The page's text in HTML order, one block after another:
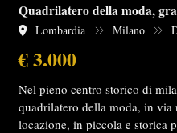
Quadrilatero della moda,
Lombardia Milano
€ 3.000
Nel pieno centro storico di
quadrilatero della moda, in via
locazione, in piccola e storica